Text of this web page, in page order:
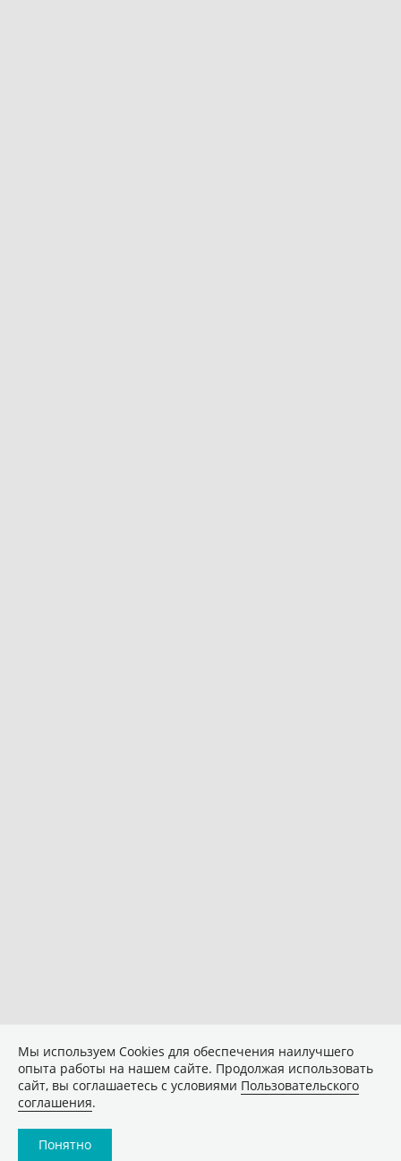
Мы используем Сookies для обеспечения наилучшего
опыта работы на нашем сайте. Продолжая использовать
сайт, вы соглашаетесь с условиями Пользовательского
соглашения.
Понятно